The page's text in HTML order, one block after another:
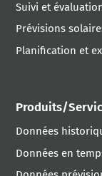
Suivi et
Prévisions
Planification et
Produits/
Données
Données en